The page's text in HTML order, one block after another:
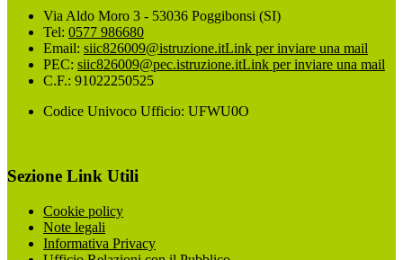
Via Aldo Moro 3 - 53036 Poggibonsi (SI)
Tel: 0577 986680
Email: siic826009@istruzione.itLink per inviare una mail
PEC: siic826009@pec.istruzione.itLink per inviare una mail
C.F.: 91022250525
Codice Univoco Ufficio: UFWU0O
Sezione Link Utili
Cookie policy
Note legali
Informativa Privacy